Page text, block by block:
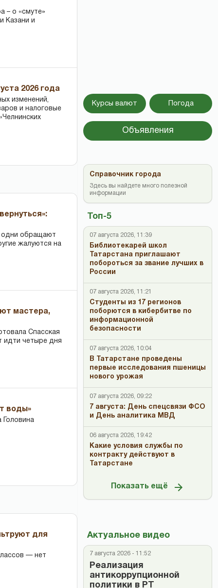
– о «смуте»
Казани и
2026 года
изменений,
и налоговые
одни обращают
жалуются на
мастера,
Спасская
идти четыре дня
воды»
для
— нет
Курсы валют Погода
Объявления
Топ-5
07 августа 2026, 11:39
Библиотекарей школ
Татарстана приглашают
побороться за звание лучших в
России
07 августа 2026, 11:21
Студенты из 17 регионов
поборются в кибербитве по
информационной
безопасности
07 августа 2026, 10:04
В Татарстане проведены
первые исследования пшеницы
нового урожая
07 августа 2026, 09:22
7 августа: День спецсвязи ФСО
и День аналитика МВД
06 августа 2026, 19:42
Какие условия службы по
контракту действуют в
Татарстане
Показать ещё
Актуальное видео
7 августа 2026 - 11:52
Реализация
антикоррупционной
политики в РТ
Справочник города
Здесь вы найдете много полезной
информации